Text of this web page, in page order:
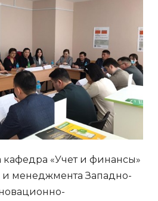
кафедра «Учет и финансы»
и менеджмента Западно-